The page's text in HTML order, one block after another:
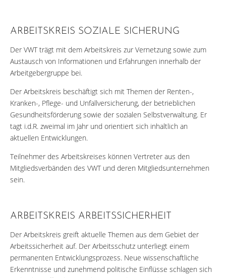
ARBEITSKREIS SOZIALE SICHERUNG
Der VWT trägt mit dem Arbeitskreis zur Vernetzung sowie zum
Austausch von Informationen und Erfahrungen innerhalb der
Arbeitgebergruppe bei.
Der Arbeitskreis beschäftigt sich mit Themen der Renten-,
Kranken-, Pflege- und Unfallversicherung, der betrieblichen
Gesundheitsförderung sowie der sozialen Selbstverwaltung. Er
tagt i.d.R. zweimal im Jahr und orientiert sich inhaltlich an
aktuellen Entwicklungen.
Teilnehmer des Arbeitskreises können Vertreter aus den
Mitgliedsverbänden des VWT und deren Mitgliedsunternehmen
sein.
ARBEITSKREIS ARBEITSSICHERHEIT
Der Arbeitskreis greift aktuelle Themen aus dem Gebiet der
Arbeitssicherheit auf. Der Arbeitsschutz unterliegt einem
permanenten Entwicklungsprozess. Neue wissenschaftliche
Erkenntnisse und zunehmend politische Einflüsse schlagen sich